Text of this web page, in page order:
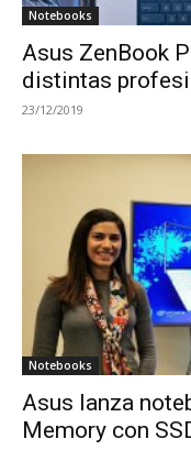
Notebooks
Asus ZenBook
distintas
23/12/2019
Notebooks
Asus lanza
Memory con